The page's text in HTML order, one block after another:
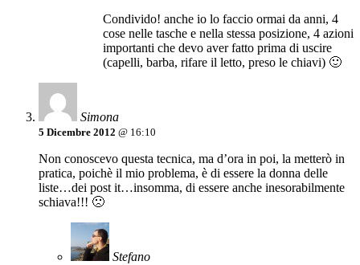
Condivido! anche io lo faccio ormai da anni, 4
cose nelle tasche e nella stessa posizione, 4 azioni
importanti che devo aver fatto prima di uscire
(capelli, barba, rifare il letto, preso le chiavi) 🙂
Simona
5 Dicembre 2012 @ 16:10
Non conoscevo questa tecnica, ma d’ora in poi, la metterò in
pratica, poichè il mio problema, è di essere la donna delle
liste…dei post it…insomma, di essere anche inesorabilmente
schiava!!! 🙁
Stefano